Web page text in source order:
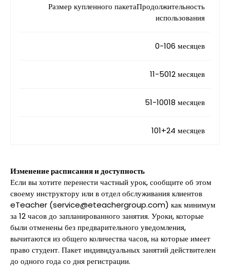
Размер купленного пакетаПродолжительность
использования
0-106 месяцев
11-5012 месяцев
51-10018 месяцев
101+24 месяцев
Изменение расписания и доступность
Если вы хотите перенести частный урок, сообщите об этом
своему инструктору или в отдел обслуживания клиентов
eTeacher (service@eteachergroup.com) как минимум
за 12 часов до запланированного занятия. Уроки, которые
были отменены без предварительного уведомления,
вычитаются из общего количества часов, на которые имеет
право студент. Пакет индивидуальных занятий действителен
до одного года со дня регистрации.